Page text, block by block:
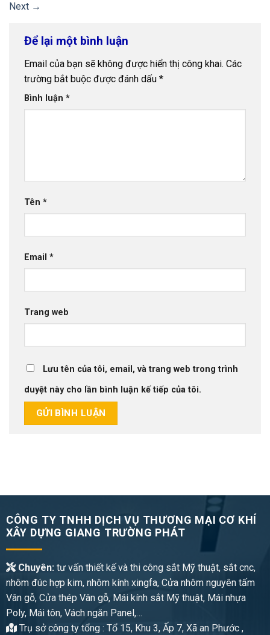
Next →
Để lại một bình luận
Email của bạn sẽ không được hiển thị công khai. Các
trường bắt buộc được đánh dấu *
Bình luận *
Tên *
Email *
Trang web
Lưu tên của tôi, email, và trang web trong trình
duyệt này cho lần bình luận kế tiếp của tôi.
CÔNG TY TNHH DỊCH VỤ THƯƠNG MẠI CƠ KHÍ
XÂY DỰNG GIANG TRƯỜNG PHÁT
Chuyên:tư vấn thiết kế và thi công sắt Mỹ thuật, sắt cnc,
nhôm đúc hợp kim, nhôm kính xingfa, Cửa nhôm nguyên tấm
Vân gỗ, Cửa thép Vân gỗ, Mái kính sắt Mỹ thuật, Mái nhựa
Poly, Mái tôn, Vách ngăn Panel,…
Trụ sở công ty tổng : Tổ 15, Khu 3, Ấp 7, Xã an Phước ,